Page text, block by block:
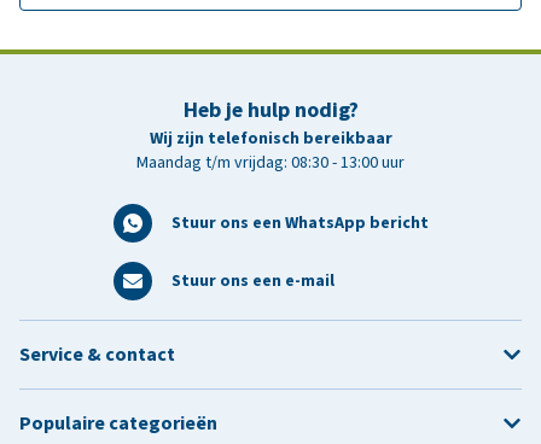
Heb je hulp nodig?
Wij zijn telefonisch bereikbaar
Maandag t/m vrijdag: 08:30 - 13:00 uur
Stuur ons een WhatsApp bericht
Stuur ons een e-mail
Service & contact
Populaire categorieën